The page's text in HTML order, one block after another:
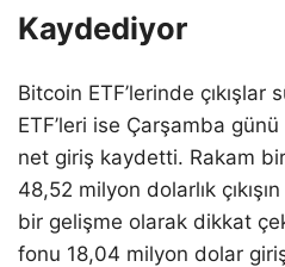
Kaydediyor
Bitcoin ETF’lerinde çıkışlar
ETF’leri ise Çarşamba
net giriş kaydetti. Rakam
48,52 milyon dolarlık
bir gelişme olarak dikkat
fonu 18,04 milyon dolar